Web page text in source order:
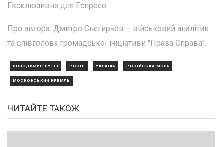
Ексклюзивно для Еспресо
Про автора. Дмитро Снєгирьов – військовий аналітик
та співголова громадської ініціативи "Права Справа".
ВОЛОДИМИР ПУТІН РОСІЯ УКРАЇНА РОСІЙСЬКА МОВА
МОСКОВСЬКИЙ КРЕМЛЬ
ЧИТАЙТЕ ТАКОЖ